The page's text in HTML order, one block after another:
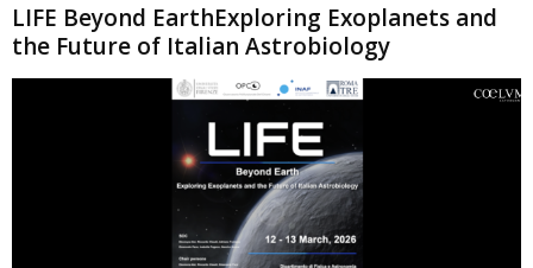
LIFE Beyond EarthExploring Exoplanets and
the Future of Italian Astrobiology